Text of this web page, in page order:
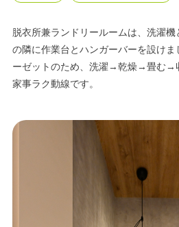
脱衣所兼ランドリールームは、洗濯機
の隣に作業台とハンガーバーを設け
ーゼットのため、洗濯→乾燥→畳む→
家事ラク動線です。